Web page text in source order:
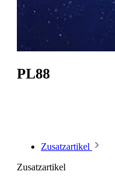
PL88
Zusatzartikel
Zusatzartikel